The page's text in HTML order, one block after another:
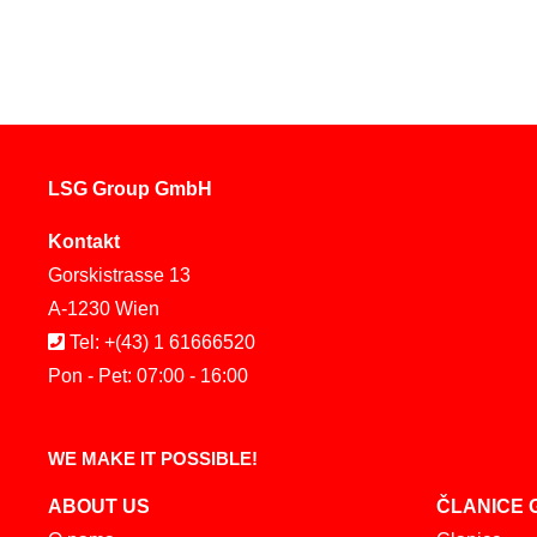
LSG Group GmbH
Kontakt
Gorskistrasse 13
A-1230 Wien
Tel: +(43) 1 61666520
Pon - Pet: 07:00 - 16:00
WE MAKE IT POSSIBLE!
ABOUT US
ČLANICE